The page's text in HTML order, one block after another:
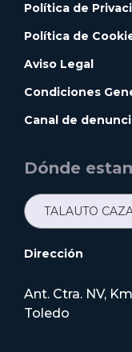
Política de
Política de
Aviso Legal
Condiciones
Canal de
Dónde
Dirección
Ant. Ctra. NV,
Toledo